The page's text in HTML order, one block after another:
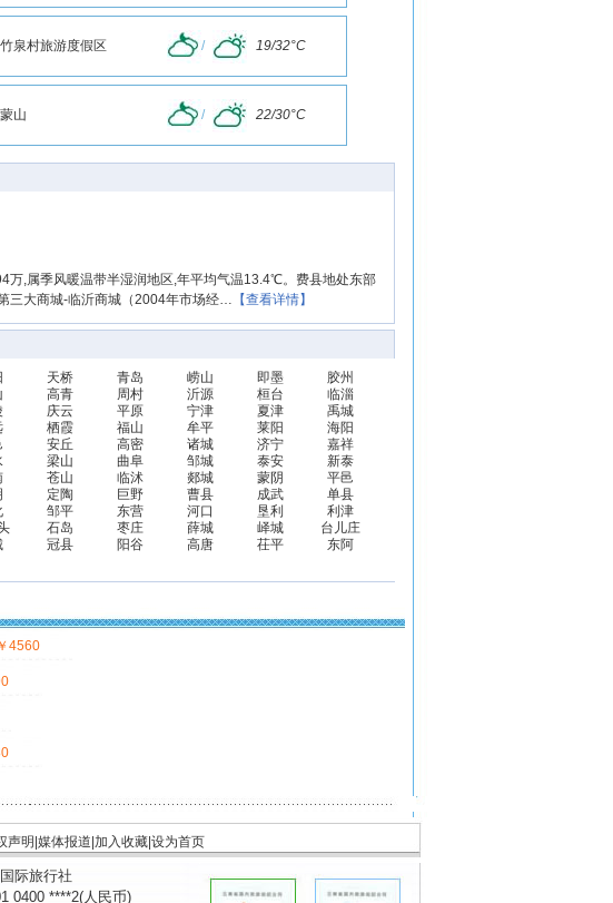
竹泉村旅游度假区 / 19/32°C
蒙山 / 22/30°C
万,属季风暖温带半湿润地区,年平均气温13.4℃。费县地处东部
三大商城-临沂商城（2004年市场经… 【查看详情】
天桥 青岛 崂山 即墨
胶州
高青 周村 沂源 桓台
临淄
庆云 平原 宁津 夏津
禹城
栖霞 福山 牟平 莱阳
海阳
安丘 高密 诸城 济宁
嘉祥
梁山 曲阜 邹城 泰安
新泰
苍山 临沭 郯城 蒙阴
平邑
定陶 巨野 曹县 成武
单县
邹平 东营 河口 垦利
利津
石岛 枣庄 薛城 峄城
台儿庄
冠县 阳谷 高唐 茌平
东阿
4560
声明 媒体报道 加入收藏| 设为首页
际旅行社
0400 ****2(人民币)